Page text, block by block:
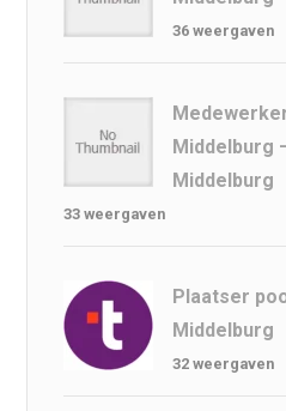
36 weergaven
Middelburg
Middelburg
33 weergaven
Plaatser
Middelburg
32 weergaven